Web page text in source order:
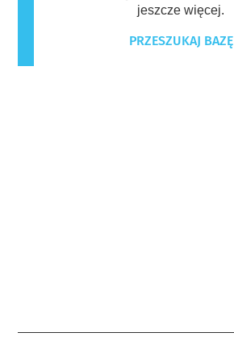
jeszcze więcej.
PRZESZUKAJ BAZĘ